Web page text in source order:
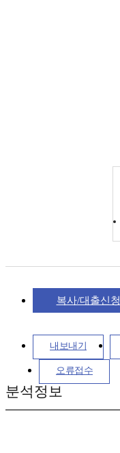
복사/대출신청
내보내기
오류접수
분석정보